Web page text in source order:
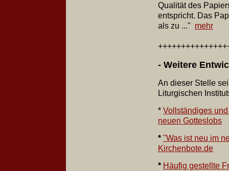
Qualität des
entspricht. Das
als zu ..." mehr
- Weitere
An dieser Stelle
Liturgischen
* Vollständiges
neuen Gotteslobs
* "Was ist neu im
Kirchenbote.de
* Häufig gestellte